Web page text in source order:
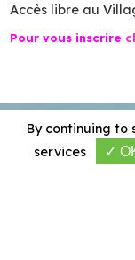
Accès libre au
Pour vous inscrire
By continuing to
services